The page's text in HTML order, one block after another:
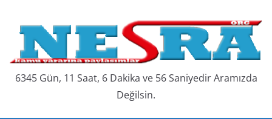
content
6345 Gün, 11 Saat, 6 Dakika ve 56 Saniyedir Aramızda
Değilsin.